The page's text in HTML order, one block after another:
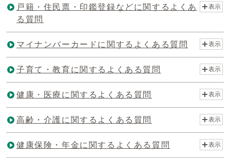
戸籍・住民票・印鑑登録などに関するよくあ
る質問
表示
マイナンバーカードに関するよくある質問 表示
子育て・教育に関するよくある質問 表示
健康・医療に関するよくある質問 表示
高齢・介護に関するよくある質問 表示
健康保険・年金に関するよくある質問 表示